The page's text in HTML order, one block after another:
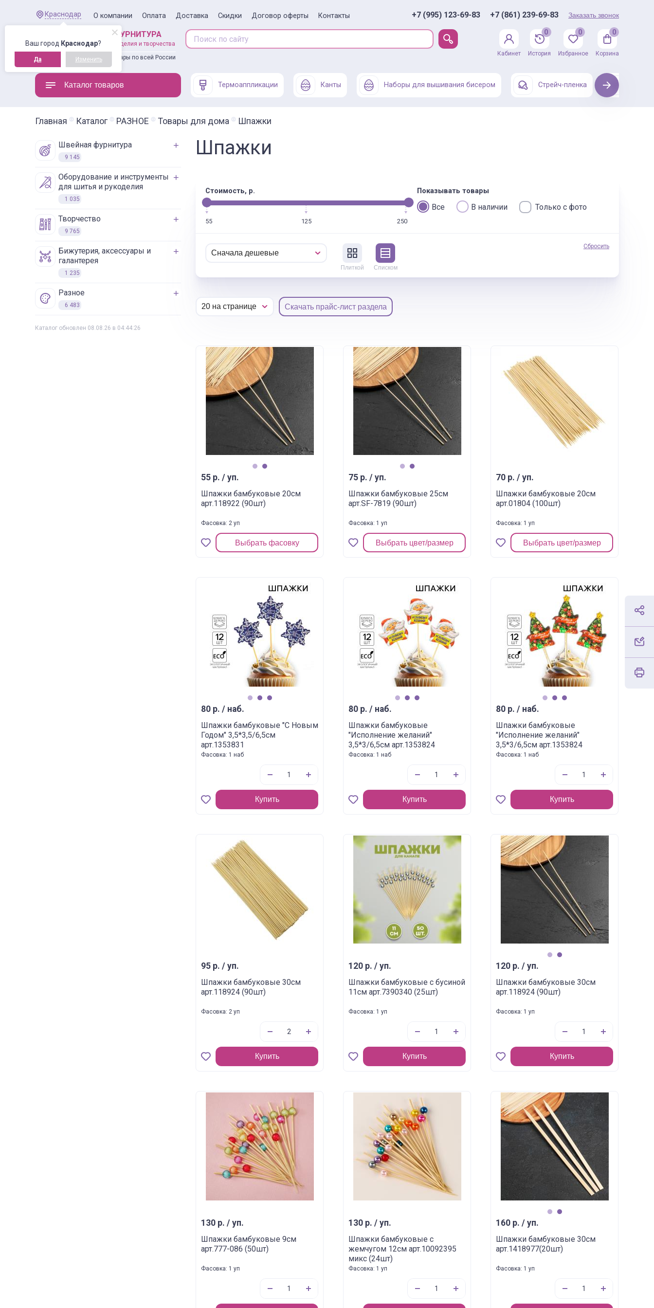
Ваш город Краснодар?
Да Изменить
Краснодар О компании Оплата Доставка Скидки Договор оферты Контакты +7 (995) 123-69-83 +7 (861) 239-69-83 Заказать звонок
ШВЕЙНАЯ ФУРНИТУРА
товары для рукоделия и творчества
Доставляем товары по всей России
Кабинет
0
История
0
Избранное
0
Корзина
Каталог товаров Термоаппликации Канты Наборы для вышивания бисером Стрейч-пленка Next
Главная Каталог РАЗНОЕ Товары для дома Шпажки
швейная фурнитура
9 145
оборудование и инструменты
для шитья и рукоделия
1 035
творчество
9 765
бижутерия, аксессуары и
галантерея
1 235
разное
6 483
Каталог обновлен 08.08.26 в 04:44:26
Шпажки
Стоимость, р.
55 125 250
Показывать товары
Все В наличии Только с фото
Плиткой Списком
Сбросить
Скачать прайс-лист раздела
55 р. / уп.
Шпажки бамбуковые 20см
арт.118922 (90шт)
Фасовка: 2 уп
Выбрать фасовку
75 р. / уп.
Шпажки бамбуковые 25см
арт.SF-7819 (90шт)
Фасовка: 1 уп
Выбрать цвет/размер
70 р. / уп.
Шпажки бамбуковые 20см
арт.01804 (100шт)
Фасовка: 1 уп
Выбрать цвет/размер
80 р. / наб.
Шпажки бамбуковые "С Новым
Годом" 3,5*3,5/6,5см
арт.1353831
Фасовка: 1 наб
Купить
80 р. / наб.
Шпажки бамбуковые
"Исполнение желаний"
3,5*3/6,5см арт.1353824
Фасовка: 1 наб
Купить
80 р. / наб.
Шпажки бамбуковые
"Исполнение желаний"
3,5*3/6,5см арт.1353824
Фасовка: 1 наб
Купить
95 р. / уп.
Шпажки бамбуковые 30см
арт.118924 (90шт)
Фасовка: 2 уп
Купить
120 р. / уп.
Шпажки бамбуковые с бусиной
11см арт.7390340 (25шт)
Фасовка: 1 уп
Купить
120 р. / уп.
Шпажки бамбуковые 30см
арт.118924 (90шт)
Фасовка: 1 уп
Купить
130 р. / уп.
Шпажки бамбуковые 9см
арт.777-086 (50шт)
Фасовка: 1 уп
130 р. / уп.
Шпажки бамбуковые с
жемчугом 12см арт.10092395
микс (24шт)
Фасовка: 1 уп
160 р. / уп.
Шпажки бамбуковые 30см
арт.1418977(20шт)
Фасовка: 1 уп